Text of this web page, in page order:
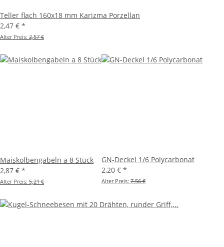
Teller flach 160x18 mm Karizma Porzellan
2,47 € *
Alter Preis: 2,57 €
Maiskolbengabeln a 8 Stück
2,87 € *
Alter Preis: 5,21 €
GN-Deckel 1/6 Polycarbonat
2,20 € *
Alter Preis: 7,56 €